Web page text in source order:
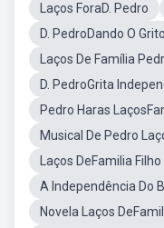
Laços ForaD. Pedro
D. PedroDando O
Laços De Família
D. PedroGrita
Pedro Haras
Musical De Pedro
Laços DeFamilia
A Independência Do
Novela Laços